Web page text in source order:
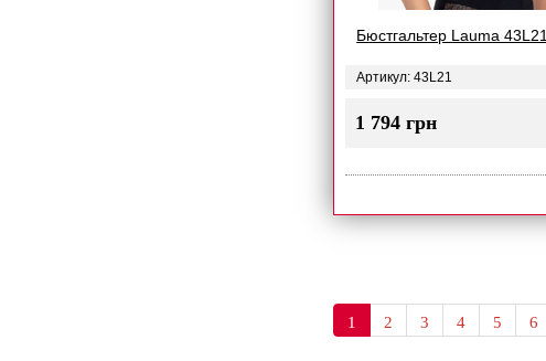
Бюстгальтер Lauma 43L21
Артикул: 43L21
1 794 грн
1 2 3 4 5 6